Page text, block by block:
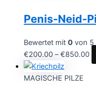
Penis-Neid-
Bewertet mit 0 von 5
€200.00 –€850.00
MAGISCHE PILZE